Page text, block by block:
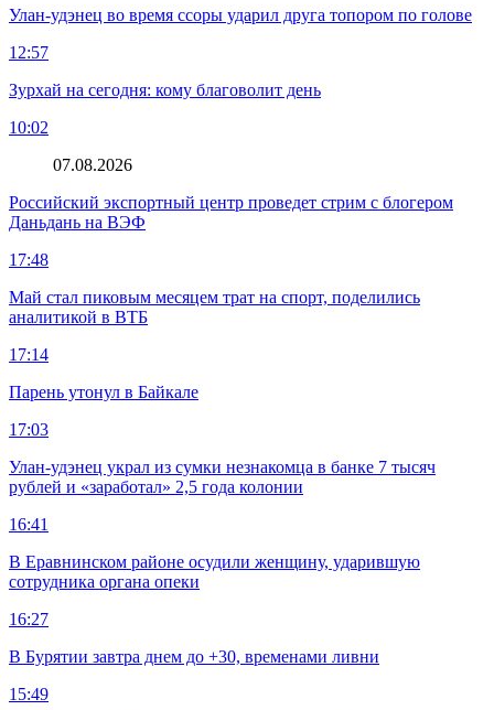
Улан-удэнец во время ссоры ударил друга топором по голове
12:57
Зурхай на сегодня: кому благоволит день
10:02
07.08.2026
Российский экспортный центр проведет стрим с блогером
Даньдань на ВЭФ
17:48
Май стал пиковым месяцем трат на спорт, поделились
аналитикой в ВТБ
17:14
Парень утонул в Байкале
17:03
Улан-удэнец украл из сумки незнакомца в банке 7 тысяч
рублей и «заработал» 2,5 года колонии
16:41
В Еравнинском районе осудили женщину, ударившую
сотрудника органа опеки
16:27
В Бурятии завтра днем до +30, временами ливни
15:49